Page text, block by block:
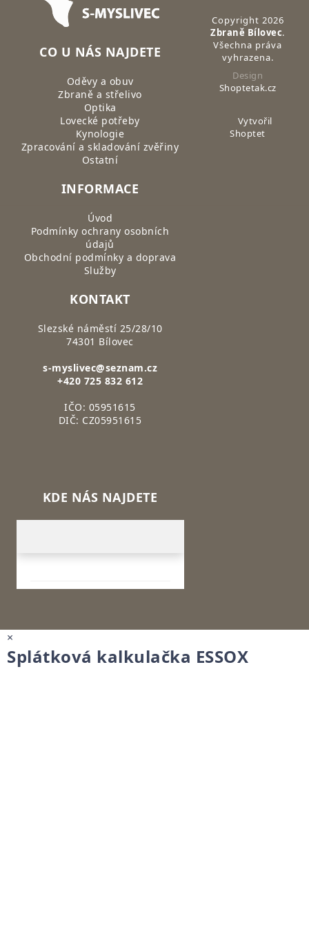
CO U NÁS NAJDETE
Oděvy a obuv
Zbraně a střelivo
Optika
Lovecké potřeby
Kynologie
Zpracování a skladování zvěřiny
Ostatní
INFORMACE
Úvod
Podmínky ochrany osobních
údajů
Obchodní podmínky a doprava
Služby
KONTAKT
Slezské náměstí 25/28/10
74301 Bílovec
s-myslivec@seznam.cz
+420 725 832 612
IČO: 05951615
DIČ: CZ05951615
KDE NÁS NAJDETE
Copyright 2026
Zbraně Bílovec.
Všechna práva
vyhrazena.
Design
Shoptetak.cz
Vytvořil
Shoptet
×
Splátková kalkulačka ESSOX